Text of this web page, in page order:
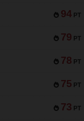
94 PT
79 PT
78 PT
75 PT
73 PT